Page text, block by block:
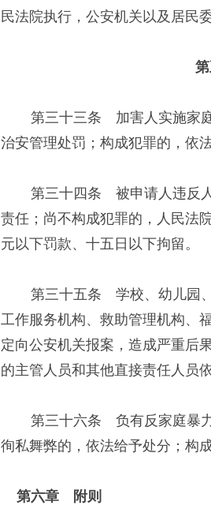
民法院执行，公安机关以及居民
第
第三十三条 加害人实施家庭
治安管理处罚；构成犯罪的，依
第三十四条 被申请人违反人
责任；尚不构成犯罪的，人民法
元以下罚款、十五日以下拘留。
第三十五条 学校、幼儿园、
工作服务机构、救助管理机构、
定向公安机关报案，造成严重后
的主管人员和其他直接责任人员
第三十六条 负有反家庭暴力
徇私舞弊的，依法给予处分；构
第六章 附则